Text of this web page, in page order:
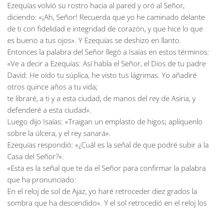
Ezequías volvió su rostro hacia al pared y oró al Señor,
diciendo: «¡Ah, Señor! Recuerda que yo he caminado delante
de ti con fidelidad e integridad de corazón, y que hice lo que
es bueno a tus ojos». Y Ezequías se deshizo en llanto.
Entonces la palabra del Señor llegó a Isaías en estos términos:
«Ve a decir a Ezequías: Así habla el Señor, el Dios de tu padre
David: He oído tu súplica, he visto tus lágrimas. Yo añadiré
otros quince años a tu vida;
te libraré, a ti y a esta ciudad, de manos del rey de Asiria, y
defenderé a esta ciudad».
Luego dijo Isaías: «Traigan un emplasto de higos; aplíquenlo
sobre la úlcera, y el rey sanará».
Ezequías respondió: «¿Cuál es la señal de que podré subir a la
Casa del Señor?».
«Esta es la señal que te da el Señor para confirmar la palabra
que ha pronunciado:
En el reloj de sol de Ajaz, yo haré retroceder diez grados la
sombra que ha descendido». Y el sol retrocedió en el reloj los